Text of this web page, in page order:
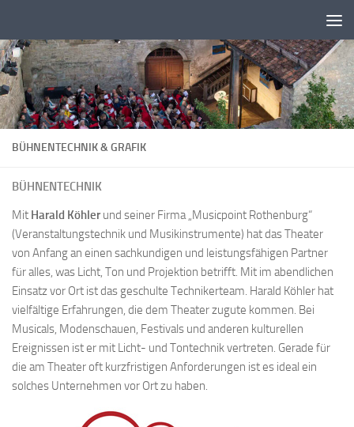
BÜHNENTECHNIK & GRAFIK
BÜHNENTECHNIK
Mit Harald Köhlerund seiner Firma „Musicpoint Rothenburg“
(Veranstaltungstechnik und Musikinstrumente) hat das Theater
von Anfang an einen sachkundigen und leistungsfähigen Partner
für alles, was Licht, Ton und Projektion betrifft. Mit im abendlichen
Einsatz vor Ort ist das geschulte Technikerteam. Harald Köhler hat
vielfältige Erfahrungen, die dem Theater zugute kommen. Bei
Musicals, Modenschauen, Festivals und anderen kulturellen
Ereignissen ist er mit Licht- und Tontechnik vertreten. Gerade für
die am Theater oft kurzfristigen Anforderungen ist es ideal ein
solches Unternehmen vor Ort zu haben.